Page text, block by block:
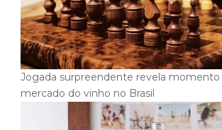
Jogada surpreendente revela momento
mercado do vinho no Brasil